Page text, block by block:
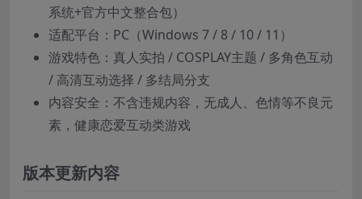
系统+官方中文整合包）
适配平台：PC（Windows 7 / 8 / 10 / 11）
游戏特色：真人实拍 / COSPLAY主题 / 多角色互动
/ 高清互动选择 / 多结局分支
内容安全：不含违规内容，无成人、色情等不良元
素，健康恋爱互动类游戏
版本更新内容